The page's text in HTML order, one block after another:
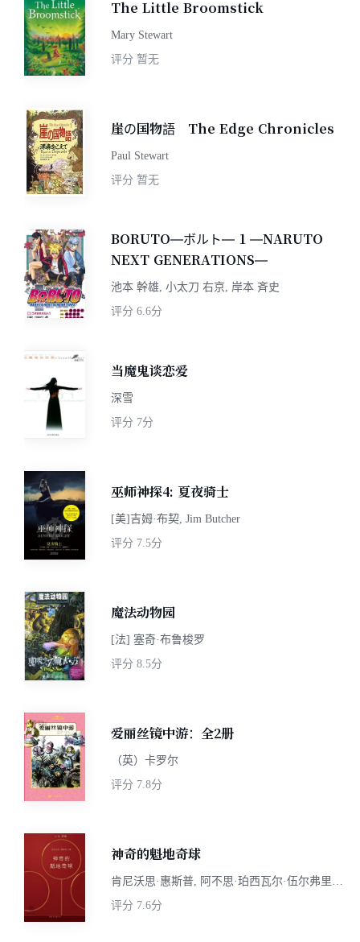
The Little Broomstick
Mary Stewart
评分 暂无
崖の国物語 The Edge Chronicles
Paul Stewart
评分 暂无
BORUTO―ボルト― 1 ―NARUTO
NEXT GENERATIONS―
池本 幹雄, 小太刀 右京, 岸本 斉史
评分 6.6分
当魔鬼谈恋爱
深雪
评分 7分
巫师神探4: 夏夜骑士
[美]吉姆·布契, Jim Butcher
评分 7.5分
魔法动物园
[法] 塞奇·布鲁梭罗
评分 8.5分
爱丽丝镜中游：全2册
（英）卡罗尔
评分 7.8分
神奇的魁地奇球
肯尼沃思·惠斯普, 阿不思·珀西瓦尔·伍尔弗里克
·布赖恩·邓布利多, J. K. 罗琳
评分 7.6分